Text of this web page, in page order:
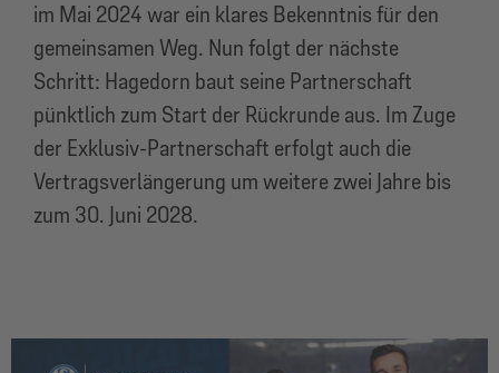
im Mai 2024 war ein klares Bekenntnis für den
gemeinsamen Weg. Nun folgt der nächste
Schritt: Hagedorn baut seine Partnerschaft
pünktlich zum Start der Rückrunde aus. Im Zuge
der Exklusiv-Partnerschaft erfolgt auch die
Vertragsverlängerung um weitere zwei Jahre bis
zum 30. Juni 2028.